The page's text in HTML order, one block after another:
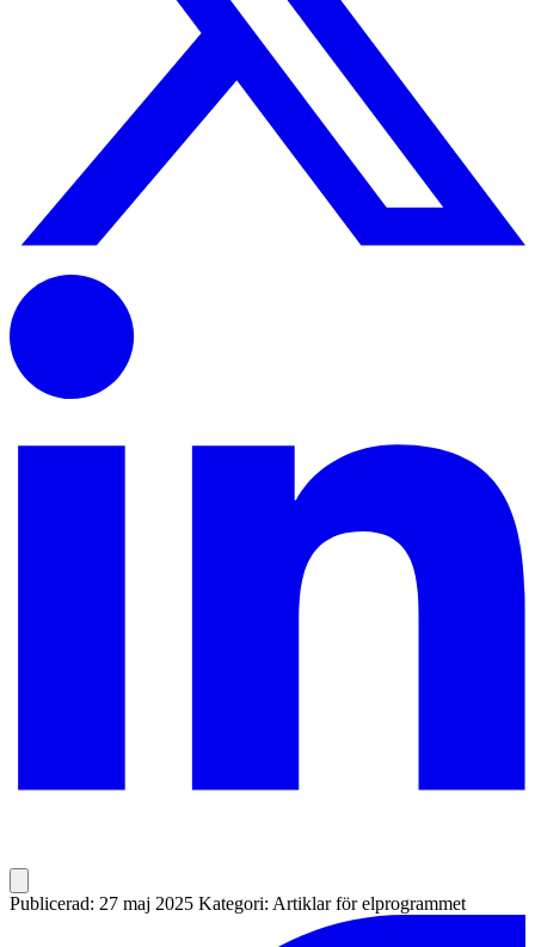
Publicerad: 27 maj 2025 Kategori: Artiklar för elprogrammet